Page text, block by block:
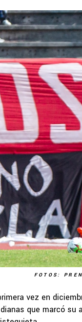
FOTOS:
vez en
que marcó